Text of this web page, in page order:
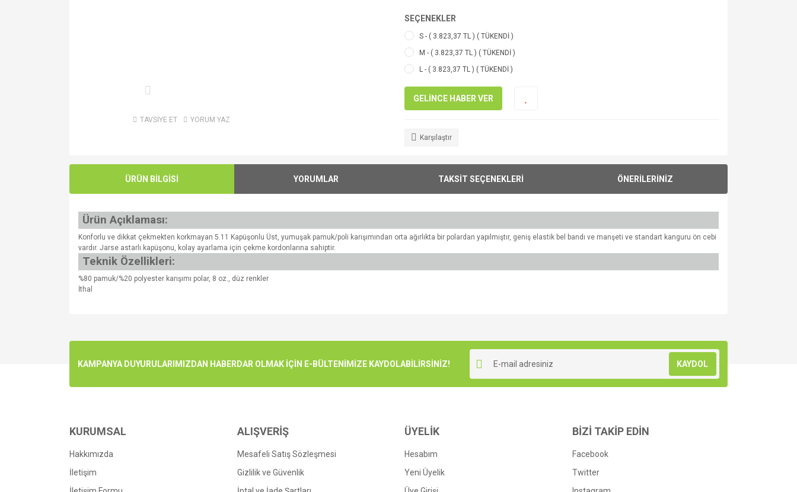
TAVSİYE ET YORUM YAZ
SEÇENEKLER
S - ( 3.823,37 TL ) ( TÜKENDİ )
M - ( 3.823,37 TL ) ( TÜKENDİ )
L - ( 3.823,37 TL ) ( TÜKENDİ )
GELİNCE HABER VER
Karşılaştır
ÜRÜN BİLGİSİ YORUMLAR TAKSİT SEÇENEKLERİ ÖNERİLERİNİZ
Ürün Açıklaması:
Konforlu ve dikkat çekmekten korkmayan 5.11 Kapüşonlu Üst, yumuşak pamuk/poli karışımından orta ağırlıkta bir polardan yapılmıştır, geniş elastik bel bandı ve manşeti ve standart kanguru ön cebi
vardır. Jarse astarlı kapüşonu, kolay ayarlama için çekme kordonlarına sahiptir.
Teknik Özellikleri:
%80 pamuk/%20 polyester karışımı polar, 8 oz., düz renkler​
İthal
Ürün resmi kalitesiz, bozuk veya görüntülenemiyor.
Bu ürüne benzer farklı alternatifler olmalı.
KAMPANYA DUYURULARIMIZDAN HABERDAR OLMAK İÇİN E-BÜLTENİMİZE KAYDOLABİLİRSİNİZ! KAYDOL
KURUMSAL
Hakkımızda
İletişim
ALIŞVERİŞ
Mesafeli Satış Sözleşmesi
Gizlilik ve Güvenlik
ÜYELİK
Hesabım
Yeni Üyelik
BİZİ TAKİP EDİN
Facebook
Twitter